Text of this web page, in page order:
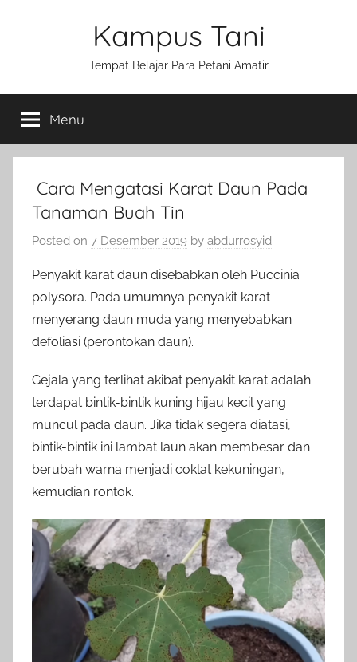
Kampus Tani
Tempat Belajar Para Petani Amatir
Menu
Cara Mengatasi Karat Daun Pada
Tanaman Buah Tin
Posted on 7 Desember 2019 by abdurrosyid
Penyakit karat daun disebabkan oleh Puccinia
polysora. Pada umumnya penyakit karat
menyerang daun muda yang menyebabkan
defoliasi (perontokan daun).
Gejala yang terlihat akibat penyakit karat adalah
terdapat bintik-bintik kuning hijau kecil yang
muncul pada daun. Jika tidak segera diatasi,
bintik-bintik ini lambat laun akan membesar dan
berubah warna menjadi coklat kekuningan,
kemudian rontok.